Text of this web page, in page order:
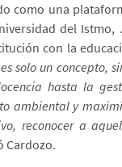
como una
del Istmo,
con la
solo un concepto,
hasta la
ambiental y
reconocer a
Cardozo.